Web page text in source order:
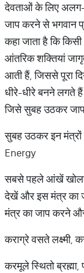
देवताओं के लिए अलग-
जाप करने से भगवान
कहा जाता है कि
आंतरिक शक्तियां
आती हैं, जिससे पूरा
धीरे-धीरे बनने लगते
जिसे सुबह उठकर
सुबह उठकर इन
Energy
सबसे पहले आंखें
देखें और इस मंत्र का
मंत्र का जाप करने
कराग्रे वसते लक्ष्मी,
करमूले स्थितो